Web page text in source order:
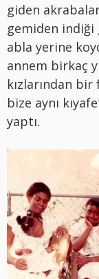
giden
gemiden indiği
abla yerine
annem birkaç
kızlarından
bize aynı
yaptı.